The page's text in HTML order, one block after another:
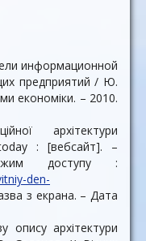
информационной
предприятий / Ю.
економіки. – 2010.
архітектури
: [вебсайт]. –
доступу :
den-
з екрана. – Дата
архітектури